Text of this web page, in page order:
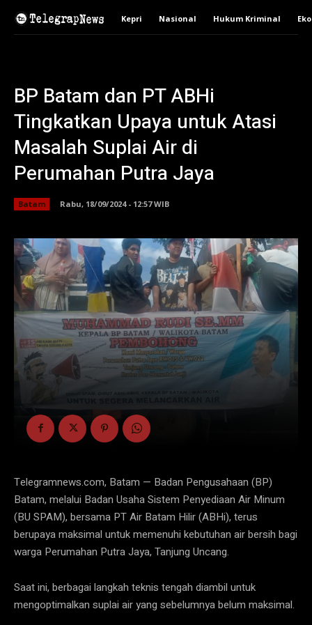
Kepri Nasional Hukum Kriminal
BP Batam dan PT ABHi
Tingkatkan Upaya untuk Atasi
Masalah Suplai Air di
Perumahan Putra Jaya
Batam Rabu, 18/09/2024 - 12:57 WIB
Telegramnews.com, Batam — Badan Pengusahaan (BP)
Batam, melalui Badan Usaha Sistem Penyediaan Air Minum
(BU SPAM), bersama PT Air Batam Hilir (ABHi), terus
berupaya maksimal untuk memenuhi kebutuhan air bersih bagi
warga Perumahan Putra Jaya, Tanjung Uncang.
Saat ini, berbagai langkah teknis tengah diambil untuk
mengoptimalkan suplai air yang sebelumnya belum maksimal.